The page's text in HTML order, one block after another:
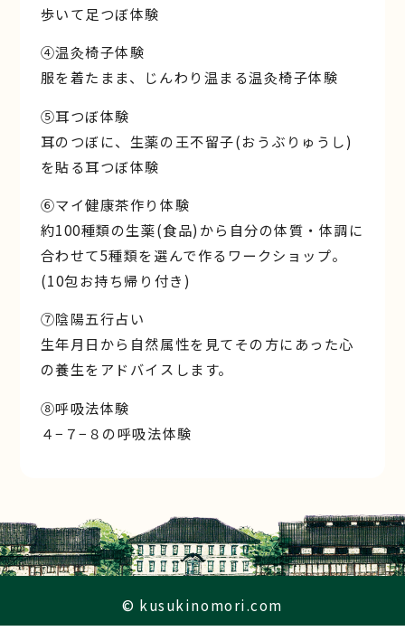
歩いて足つぼ体験
④温灸椅子体験
服を着たまま、じんわり温まる温灸椅子体験
⑤耳つぼ体験
耳のつぼに、生薬の王不留子(おうぶりゅうし)
を貼る耳つぼ体験
⑥マイ健康茶作り体験
約100種類の生薬(食品)から自分の体質・体調に
合わせて5種類を選んで作るワークショップ。
(10包お持ち帰り付き)
⑦陰陽五行占い
生年月日から自然属性を見てその方にあった心
の養生をアドバイスします。
⑧呼吸法体験
４−７−８の呼吸法体験
© kusukinomori.com